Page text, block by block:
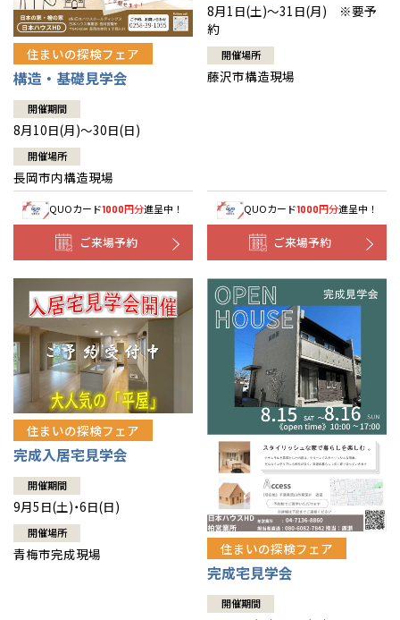
住まいの探検フェア
構造・基礎見学会
開催期間
8月10日(月)～30日(日)
開催場所
長岡市内構造現場
QUOカード1000円分進呈中！
ご来場予約
8月1日(土)～31日(月) ※要予
約
開催場所
藤沢市構造現場
QUOカード1000円分進呈中！
ご来場予約
住まいの探検フェア
完成入居宅見学会
開催期間
9月5日(土)・6日(日)
開催場所
青梅市完成現場 住まいの探検フェア
完成宅見学会
開催期間